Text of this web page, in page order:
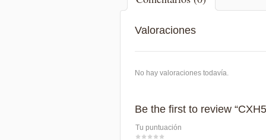
Valoraciones
No hay valoraciones todavía.
Be the first to review
Tu puntuación